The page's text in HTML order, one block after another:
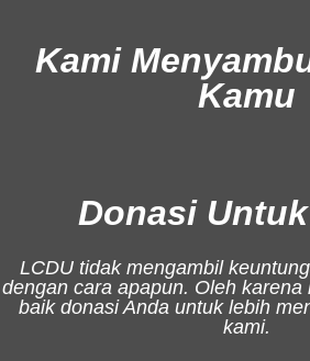
Kami
Kamu
Donasi
LCDU tidak mengambil
dengan cara apapun. Oleh
baik donasi Anda untuk lebih
kami.